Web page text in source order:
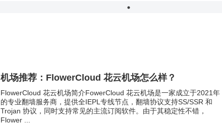
机场推荐：FlowerCloud 花云机场怎么样？
FlowerCloud 花云机场简介FowerCloud 花云机场是一家成立于2021年
的专业翻墙服务商，提供全IEPL专线节点，翻墙协议支持SS/SSR 和
Trojan 协议，同时支持常见的主流订阅软件。由于其稳定性不错，
Flower ...